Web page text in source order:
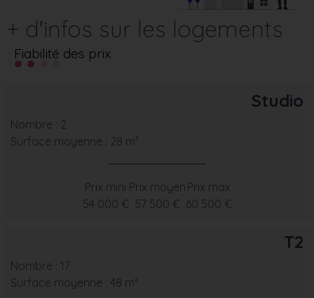
+ d'infos sur les logements
Fiabilité des prix
Studio
Nombre : 2
Surface moyenne : 28 m²
Prix mini
54 000 €
Prix moyen
57 500 €
Prix max
60 500 €
T2
Nombre : 17
Surface moyenne : 48 m²